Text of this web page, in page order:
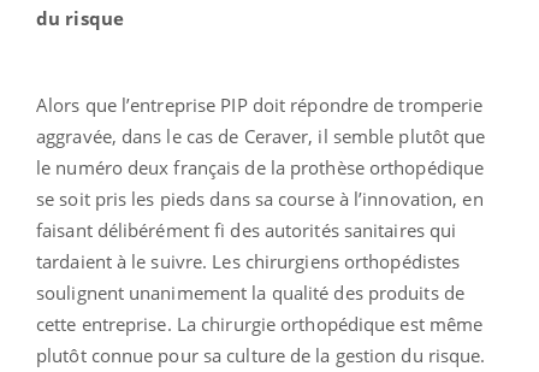
du risque
Alors que l’entreprise PIP doit répondre de tromperie
aggravée, dans le cas de Ceraver, il semble plutôt que
le numéro deux français de la prothèse orthopédique
se soit pris les pieds dans sa course à l’innovation, en
faisant délibérément fi des autorités sanitaires qui
tardaient à le suivre. Les chirurgiens orthopédistes
soulignent unanimement la qualité des produits de
cette entreprise. La chirurgie orthopédique est même
plutôt connue pour sa culture de la gestion du risque.